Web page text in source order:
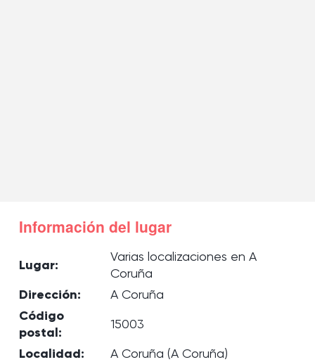
Información del lugar
Lugar:
Varias localizaciones en A
Coruña
Dirección: A Coruña
Código
postal:
15003
Localidad: A Coruña (A Coruña)